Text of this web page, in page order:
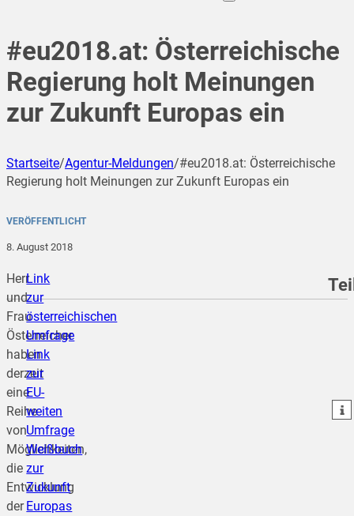
#eu2018.at: Österreichische
Regierung holt Meinungen
zur Zukunft Europas ein
Startseite/Agentur-Meldungen/#eu2018.at: Österreichische
Regierung holt Meinungen zur Zukunft Europas ein
VERÖFFENTLICHT
8. August 2018
Herr
und
Frau
Österreicher
haben
derzeit
eine
Reihe
von
Möglichkeiten,
die
Entwicklung
der
Link
zur
österreichischen
Umfrage
Link
zur
EU-
weiten
Umfrage
Weißbuch
zur
Zukunft
Europas
teilen